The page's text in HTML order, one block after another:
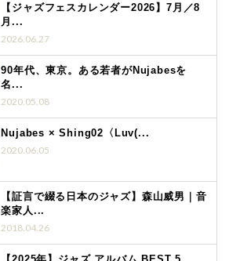
【ジャズフェスカレンダー2026】7月／8
月...
2026.06.27
90年代、東京。ある若者がNujabesを
名...
2020.05.08
Nujabes × Shing02〈Luv(...
2020.06.05
【証言で綴る日本のジャズ】森山威男｜音
楽家人...
2018.04.26